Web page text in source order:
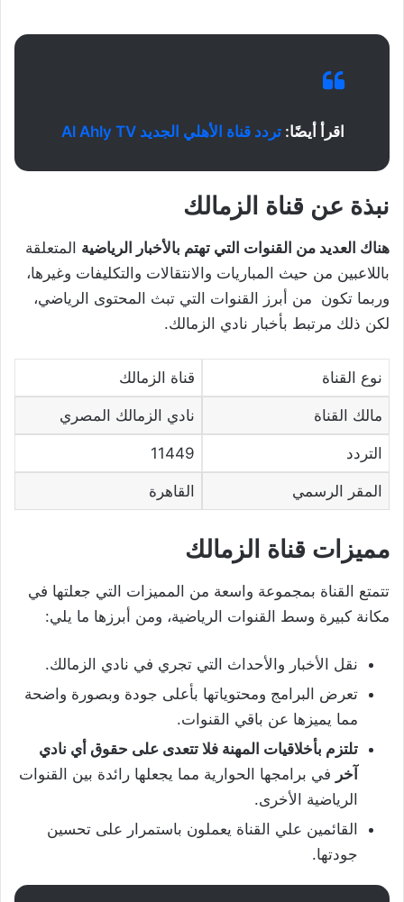
اقرأ أيضًا: تردد قناة الأهلي الجديد Al Ahly TV
نبذة عن قناة الزمالك
هناك العديد من القنوات التي تهتم بالأخبار الرياضية المتعلقة
باللاعبين من حيث المباريات والانتقالات والتكليفات وغيرها،
وربما تكون من أبرز القنوات التي تبث المحتوى الرياضي،
لكن ذلك مرتبط بأخبار نادي الزمالك.
نوع القناة قناة الزمالك
مالك القناة نادي الزمالك المصري
التردد 11449
المقر الرسمي القاهرة
مميزات قناة الزمالك
تتمتع القناة بمجموعة واسعة من المميزات التي جعلتها في
مكانة كبيرة وسط القنوات الرياضية، ومن أبرزها ما يلي:
نقل الأخبار والأحداث التي تجري في نادي الزمالك.
تعرض البرامج ومحتوياتها بأعلى جودة وبصورة واضحة
مما يميزها عن باقي القنوات.
تلتزم بأخلاقيات المهنة فلا تتعدى على حقوق أي نادي
آخر في برامجها الحوارية مما يجعلها رائدة بين القنوات
الرياضية الأخرى.
القائمين علي القناة يعملون باستمرار على تحسين
جودتها.